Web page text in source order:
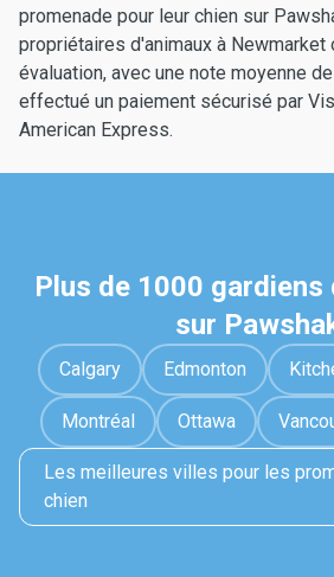
promenade pour leur chien sur
propriétaires d'animaux à Newmarket
évaluation, avec une note moyenne
effectué un paiement sécurisé par
American Express.
Plus de 1000
sur
Calgary Edmonton
Montréal Ottawa
Les meilleures villes pour les
chien